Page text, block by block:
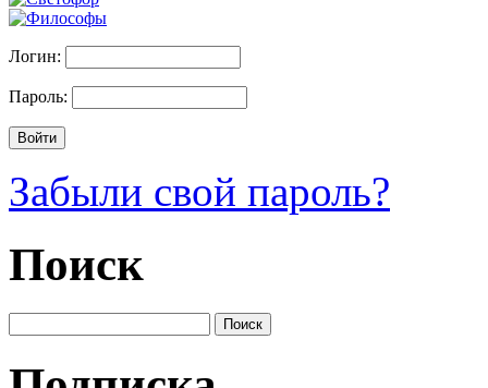
Логин:
Пароль:
Забыли свой пароль?
Поиск